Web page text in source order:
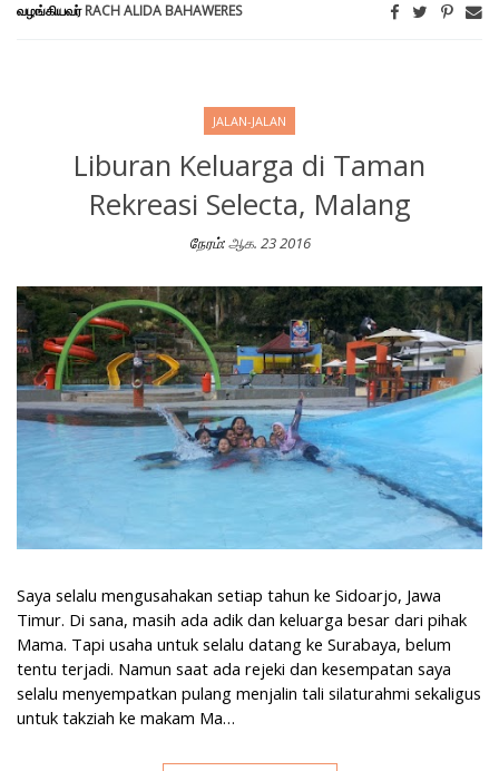
வழங்கியவர்RACH ALIDA BAHAWERES
JALAN-JALAN
Liburan Keluarga di Taman
Rekreasi Selecta, Malang
நேரம்:ஆக. 23 2016
Liburan Keluarga di Taman Rekreasi Selecta, Malang
Saya selalu mengusahakan setiap tahun ke Sidoarjo, Jawa
Timur. Di sana, masih ada adik dan keluarga besar dari pihak
Mama. Tapi usaha untuk selalu datang ke Surabaya, belum
tentu terjadi. Namun saat ada rejeki dan kesempatan saya
selalu menyempatkan pulang menjalin tali silaturahmi sekaligus
untuk takziah ke makam Ma…